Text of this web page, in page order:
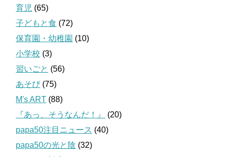
育児 (65)
子どもと食 (72)
保育園・幼稚園 (10)
小学校 (3)
習いごと (56)
あそび(75)
M's ART (88)
『あっ、そうなんだ！』
(20)
papa50注目ニュース (40)
papa50の光と陰 (32)